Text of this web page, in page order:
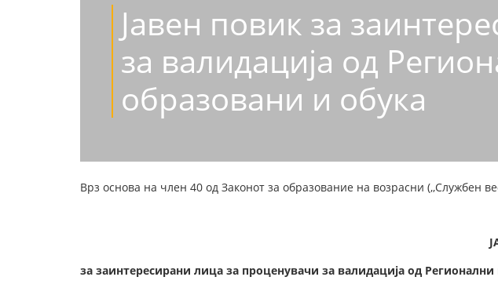
Јавен повик за
за валидација од
образовани и обука
Врз основа на член 40 од Законот за образование на возрасни (,,Службен
за заинтересирани лица за проценувачи за валидација од Регионални